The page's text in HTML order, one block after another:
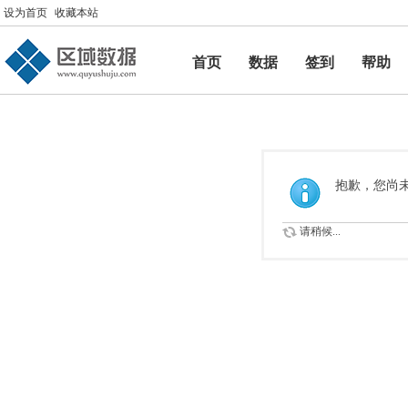
设为首页 收藏本站
首页 数据 签到
帮助
帮助
抱歉，您尚
请稍候...